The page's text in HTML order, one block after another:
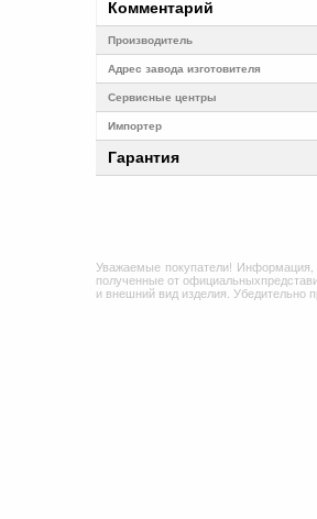
Комментарий
Производитель
Адрес завода изготовителя
Cервисные центры
Импортер
Гарантия
Уважаемые покупатели! Информация,
полученные от
и внешний вид изделия. Убедительно